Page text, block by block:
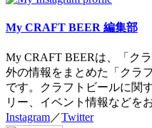
My CRAFT BEER 編集部
My CRAFT BEERは、「ク
外の情報をまとめた「クラ
です。クラフトビールに関
リー、イベント情報などを
Instagram／Twitter